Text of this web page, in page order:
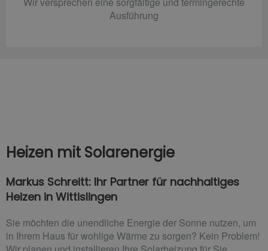
Ausführung
Heizen mit Solarenergie
Markus Schreitt: Ihr Partner für nachhaltiges
Heizen in Wittislingen
Sie möchten die unendliche Energie der Sonne nutzen, um
in Ihrem Haus für wohlige Wärme zu sorgen? Kein Problem!